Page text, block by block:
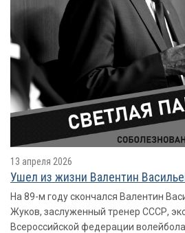
13 апреля 2026
Ушел из жизни Валентин
На 89-м году скончался Валентин
Жуков, заслуженный тренер СССР,
Всероссийской федерации